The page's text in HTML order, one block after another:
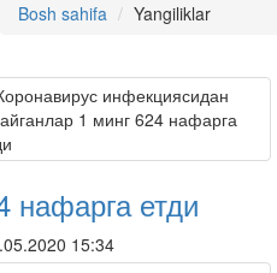
Bosh sahifa Yangiliklar
нафарга етди
15:34